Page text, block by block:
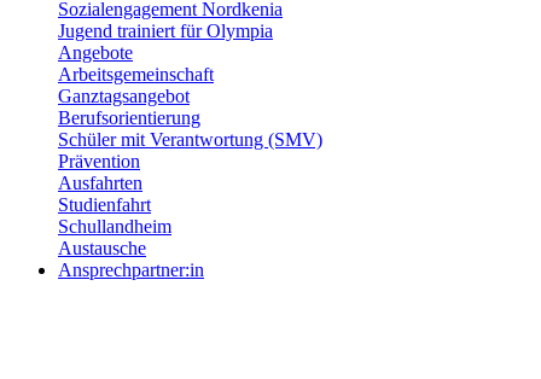
Sozialengagement Nordkenia
Jugend trainiert für Olympia
Angebote
Arbeitsgemeinschaft
Ganztagsangebot
Berufsorientierung
Schüler mit Verantwortung (SMV)
Prävention
Ausfahrten
Studienfahrt
Schullandheim
Austausche
Ansprechpartner:in